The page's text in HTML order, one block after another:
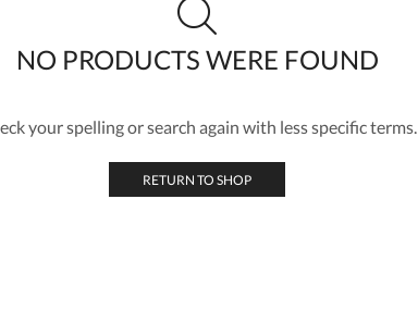
NO PRODUCTS WERE FOUND
your spelling or search again with less specific terms.
RETURN TO SHOP